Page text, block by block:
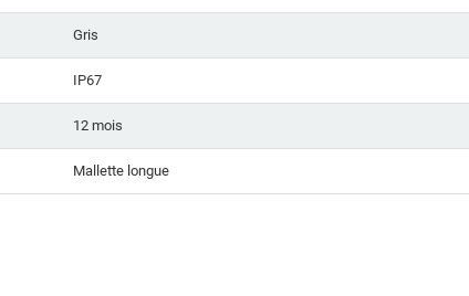
Gris
IP67
12 mois
Mallette longue